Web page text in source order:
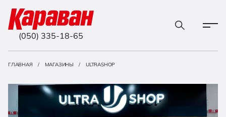
(050) 335-18-65
ГЛАВНАЯ МАГАЗИНЫ ULTRASHOP